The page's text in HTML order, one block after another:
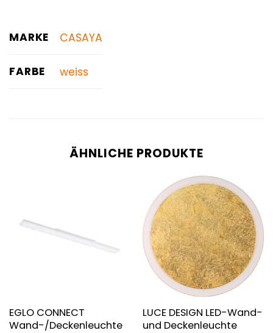
MARKE CASAYA
FARBE weiss
ÄHNLICHE PRODUKTE
EGLO CONNECT
Wand-/Deckenleuchte
LUCE DESIGN LED-Wand-
und Deckenleuchte